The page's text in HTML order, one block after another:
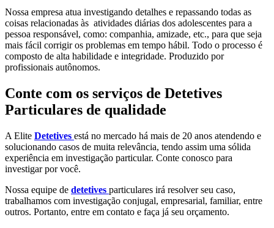
Nossa empresa atua investigando detalhes e repassando todas as
coisas relacionadas às atividades diárias dos adolescentes para a
pessoa responsável, como: companhia, amizade, etc., para que seja
mais fácil corrigir os problemas em tempo hábil. Todo o processo é
composto de alta habilidade e integridade. Produzido por
profissionais autônomos.
Conte com os serviços de Detetives
Particulares de qualidade
A Elite Detetives está no mercado há mais de 20 anos atendendo e
solucionando casos de muita relevância, tendo assim uma sólida
experiência em investigação particular. Conte conosco para
investigar por você.
Nossa equipe de detetives particulares irá resolver seu caso,
trabalhamos com investigação conjugal, empresarial, familiar, entre
outros. Portanto, entre em contato e faça já seu orçamento.